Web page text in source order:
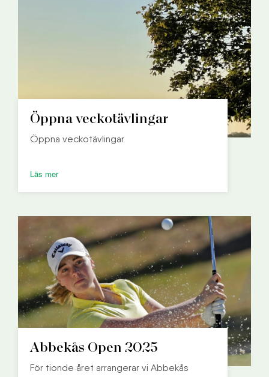
Öppna veckotävlingar
Öppna veckotävlingar
Läs mer
Abbekås Open 2025
För tionde året arrangerar vi Abbekås